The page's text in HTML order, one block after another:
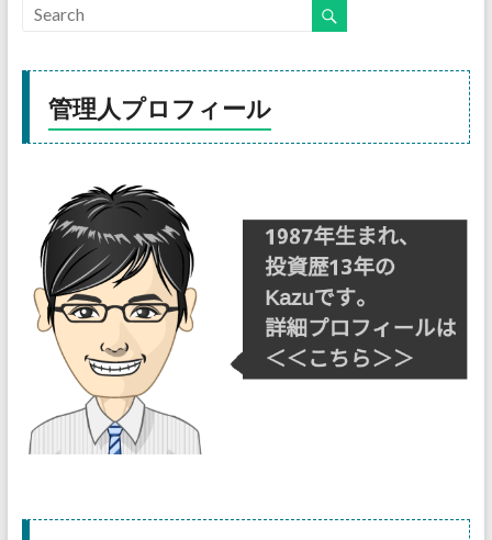
管理人プロフィール